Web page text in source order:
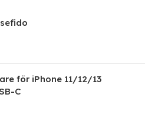
för iPhone 11/12/13
C